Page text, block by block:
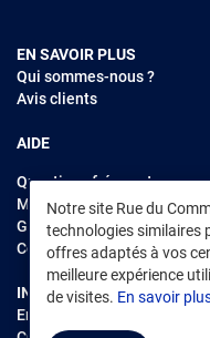
EN SAVOIR PLUS
Qui sommes-nous ?
Avis clients
AIDE
Questions fréquentes
Modes de règlements
Garantie et retours
Contacter Rue du
INFORMATIONS LÉGALES
Environnement
Notre site Rue du
technologies similaires
offres adaptés à vos
meilleure expérience
de visites. En savoir